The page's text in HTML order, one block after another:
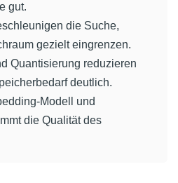
gut.
die Suche,
gezielt eingrenzen.
Quantisierung reduzieren
deutlich.
Modell und
die Qualität des